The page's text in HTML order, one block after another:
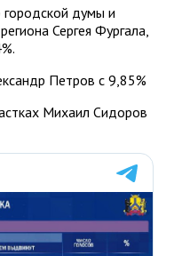
городской думы и
Сергея Фургала,
Петров с 9,85%
Михаил Сидоров